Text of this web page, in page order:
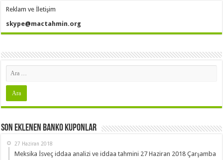
Reklam ve İletişim
skype@mactahmin.org
Son Eklenen Banko Kuponlar
27 Haziran 2018
Meksika İsveç iddaa analizi ve iddaa tahmini 27 Haziran 2018 Çarşamba